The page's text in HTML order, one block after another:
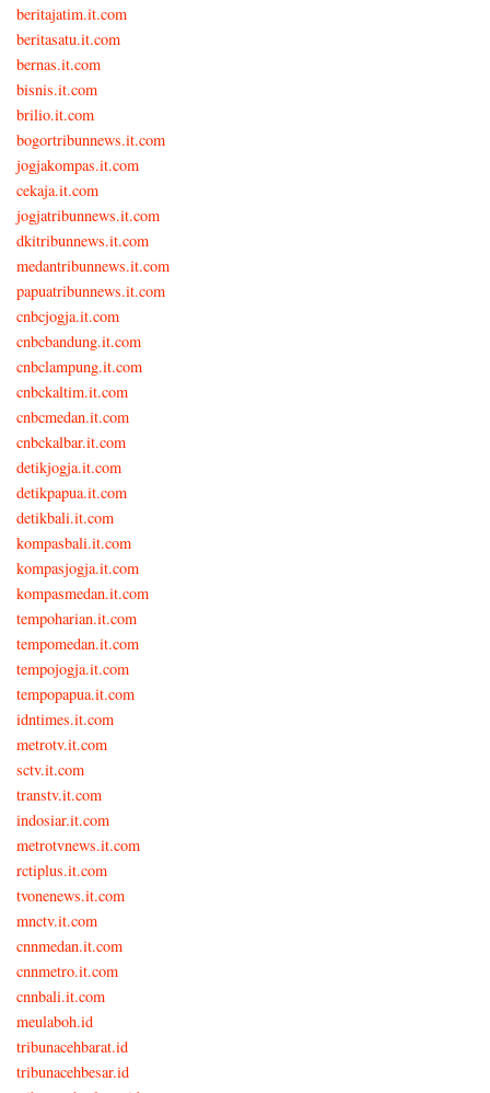
beritajatim.it.com
beritasatu.it.com
bernas.it.com
bisnis.it.com
brilio.it.com
bogortribunnews.it.com
jogjakompas.it.com
cekaja.it.com
jogjatribunnews.it.com
dkitribunnews.it.com
medantribunnews.it.com
papuatribunnews.it.com
cnbcjogja.it.com
cnbcbandung.it.com
cnbclampung.it.com
cnbckaltim.it.com
cnbcmedan.it.com
cnbckalbar.it.com
detikjogja.it.com
detikpapua.it.com
detikbali.it.com
kompasbali.it.com
kompasjogja.it.com
kompasmedan.it.com
tempoharian.it.com
tempomedan.it.com
tempojogja.it.com
tempopapua.it.com
idntimes.it.com
metrotv.it.com
sctv.it.com
transtv.it.com
indosiar.it.com
metrotvnews.it.com
rctiplus.it.com
tvonenews.it.com
mnctv.it.com
cnnmedan.it.com
cnnmetro.it.com
cnnbali.it.com
meulaboh.id
tribunacehbarat.id
tribunacehbesar.id